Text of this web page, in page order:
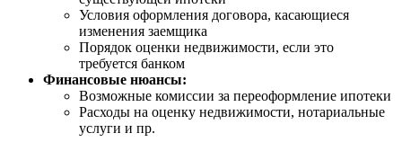
Условия оформления договора, касающиеся
изменения заемщика
Порядок оценки недвижимости, если это
требуется банком
Финансовые нюансы:
Возможные комиссии за переоформление ипотеки
Расходы на оценку недвижимости, нотариальные
услуги и пр.